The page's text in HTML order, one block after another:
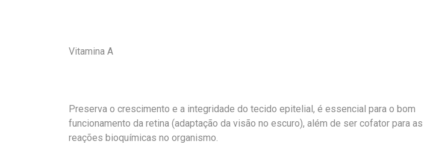
Vitamina A
Preserva o crescimento e a integridade do tecido epitelial, é essencial para o bom
funcionamento da retina (adaptação da visão no escuro), além de ser cofator para as
reações bioquímicas no organismo.